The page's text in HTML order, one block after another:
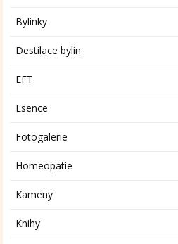
Bylinky
Destilace bylin
EFT
Esence
Fotogalerie
Homeopatie
Kameny
Knihy